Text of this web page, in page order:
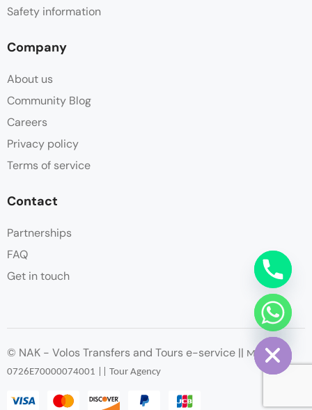
Safety information
Company
About us
Community Blog
Careers
Privacy policy
Terms of service
Contact
Partnerships
FAQ
Get in touch
© NAK - Volos Transfers and Tours e-service || ΜΗΤΕ:
0726Ε70000074001 || Tour Agency
Hide
chaty